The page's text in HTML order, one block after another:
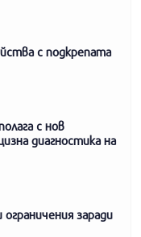
с подкрепата
с нов
диагностика на
заради